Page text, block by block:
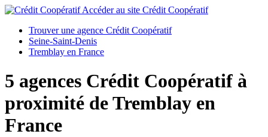
Accéder au site Crédit Coopératif
Trouver une agence Crédit Coopératif
Seine-Saint-Denis
Tremblay en France
5 agences Crédit Coopératif à
proximité deTremblay en
France